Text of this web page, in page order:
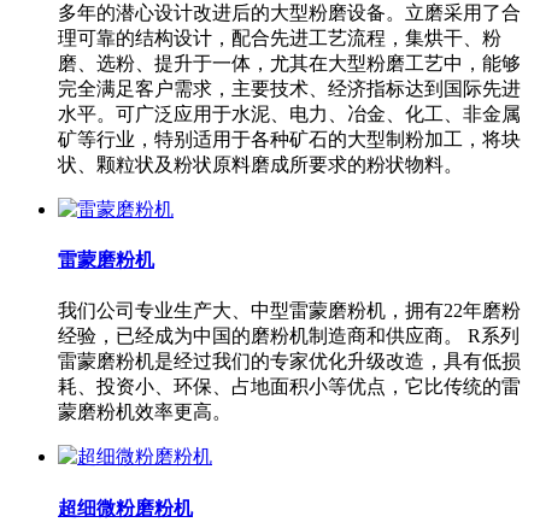
多年的潜心设计改进后的大型粉磨设备。立磨采用了合
理可靠的结构设计，配合先进工艺流程，集烘干、粉
磨、选粉、提升于一体，尤其在大型粉磨工艺中，能够
完全满足客户需求，主要技术、经济指标达到国际先进
水平。可广泛应用于水泥、电力、冶金、化工、非金属
矿等行业，特别适用于各种矿石的大型制粉加工，将块
状、颗粒状及粉状原料磨成所要求的粉状物料。
雷蒙磨粉机
我们公司专业生产大、中型雷蒙磨粉机，拥有22年磨粉
经验，已经成为中国的磨粉机制造商和供应商。 R系列
雷蒙磨粉机是经过我们的专家优化升级改造，具有低损
耗、投资小、环保、占地面积小等优点，它比传统的雷
蒙磨粉机效率更高。
超细微粉磨粉机